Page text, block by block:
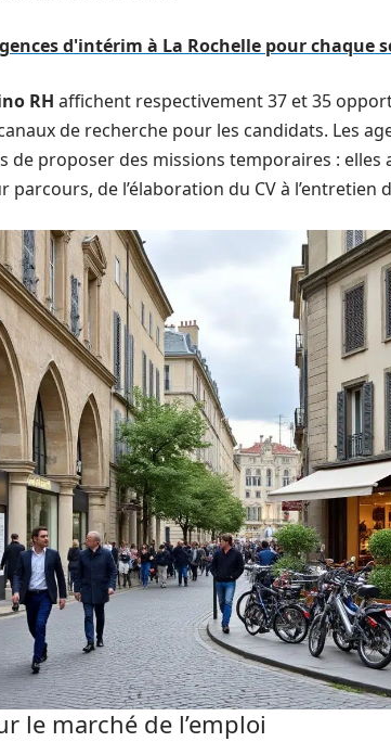
d'intérim à La Rochelle pour chaque
RH affichent respectivement 37 et 35
de recherche pour les candidats. Les
de proposer des missions temporaires : elles
de l’élaboration du CV à l’entretien
le marché de l’emploi